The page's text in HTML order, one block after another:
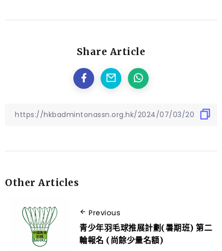
Share Article
Other Articles
Previous
青少年羽毛球推展計劃(暑期班) 第二
輪報名 (尚餘少量名額)